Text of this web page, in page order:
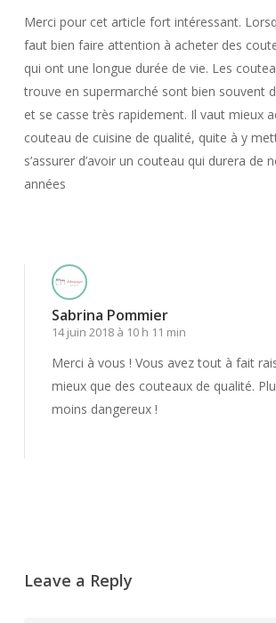
Merci pour cet article fort intéressant.
faut bien faire attention à acheter des
qui ont une longue durée de vie. Les
trouve en supermarché sont bien souvent
et se casse très rapidement. Il vaut mieux
couteau de cuisine de qualité, quite à y
s’assurer d’avoir un couteau qui durera de
années
Sabrina Pommier
14 juin 2018 à 10 h 11 min
Merci à vous ! Vous avez tout à fait
mieux que des couteaux de qualité.
moins dangereux !
Leave a Reply